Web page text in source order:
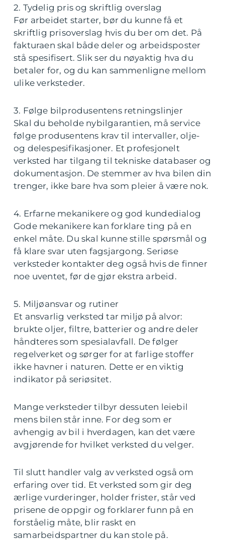
2. Tydelig pris og skriftlig overslag
Før arbeidet starter, bør du kunne få et
skriftlig prisoverslag hvis du ber om det. På
fakturaen skal både deler og arbeidsposter
stå spesifisert. Slik ser du nøyaktig hva du
betaler for, og du kan sammenligne mellom
ulike verksteder.
3. Følge bilprodusentens retningslinjer
Skal du beholde nybilgarantien, må service
følge produsentens krav til intervaller, olje-
og delespesifikasjoner. Et profesjonelt
verksted har tilgang til tekniske databaser og
dokumentasjon. De stemmer av hva bilen din
trenger, ikke bare hva som pleier å være nok.
4. Erfarne mekanikere og god kundedialog
Gode mekanikere kan forklare ting på en
enkel måte. Du skal kunne stille spørsmål og
få klare svar uten fagsjargong. Seriøse
verksteder kontakter deg også hvis de finner
noe uventet, før de gjør ekstra arbeid.
5. Miljøansvar og rutiner
Et ansvarlig verksted tar miljø på alvor:
brukte oljer, filtre, batterier og andre deler
håndteres som spesialavfall. De følger
regelverket og sørger for at farlige stoffer
ikke havner i naturen. Dette er en viktig
indikator på seriøsitet.
Mange verksteder tilbyr dessuten leiebil
mens bilen står inne. For deg som er
avhengig av bil i hverdagen, kan det være
avgjørende for hvilket verksted du velger.
Til slutt handler valg av verksted også om
erfaring over tid. Et verksted som gir deg
ærlige vurderinger, holder frister, står ved
prisene de oppgir og forklarer funn på en
forståelig måte, blir raskt en
samarbeidspartner du kan stole på.